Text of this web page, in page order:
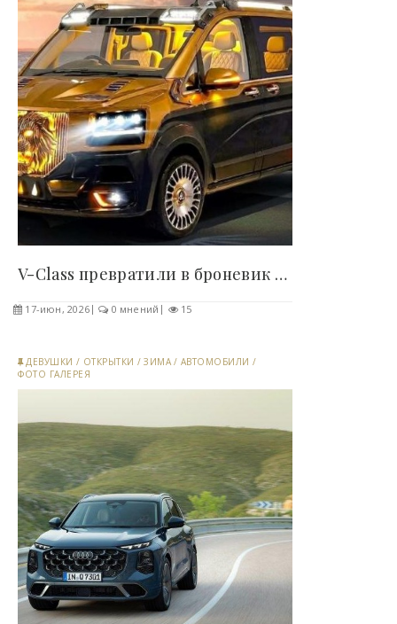
V-Class превратили в броневик в Латвии (4 фото) -..
17-июн, 2026 0 мнений 15
ДЕВУШКИ / ОТКРЫТКИ /ЗИМА / АВТОМОБИЛИ /
ФОТО ГАЛЕРЕЯ